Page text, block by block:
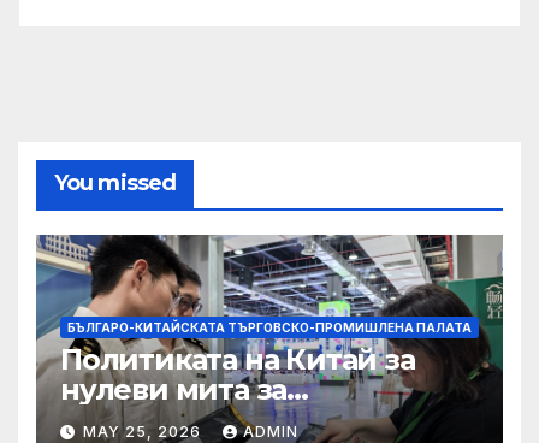
You missed
БЪЛГАРО-КИТАЙСКАТА ТЪРГОВСКО-ПРОМИШЛЕНА ПАЛАТА
Политиката на Китай за
нулеви мита за
африканските страни е от
MAY 25, 2026 ADMIN